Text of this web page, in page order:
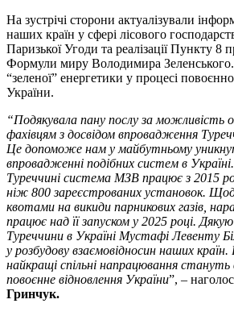
На зустрічі сторони актуалізували
наших країн у сфері лісового
Паризької Угоди та реалізації Пункту 8
Формули миру Володимира
“зеленої” енергетики у процесі
України.
“Подякувала пану послу за можливість
фахівцям з досвідом впровадження
Це допоможе нам у майбутньому
впровадженні подібних систем в
Туреччині система МЗВ працює з 2015
ніж 800 зареєстрованих установок.
квотами на викиди парникових газів,
працює над її запуском у 2025 році.
Туреччини в Україні Мустафі Левенту
у розбудову взаємовідносин наших
найкращі спільні напрацювання стануть
повоєнне відновлення України”, –
Гринчук.